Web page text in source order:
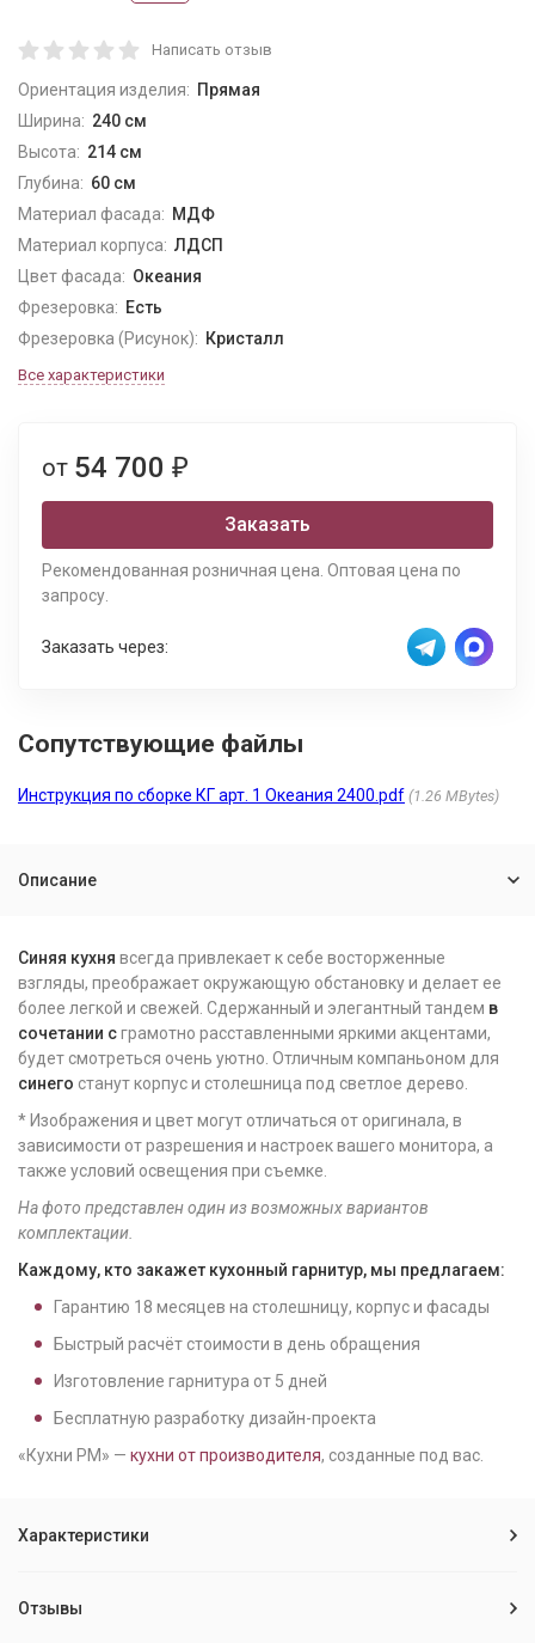
Написать отзыв
Ориентация изделия: Прямая
Ширина: 240 см
Высота: 214 см
Глубина: 60 см
Материал фасада: МДФ
Материал корпуса: ЛДСП
Цвет фасада: Океания
Фрезеровка: Есть
Фрезеровка (Рисунок): Кристалл
Все характеристики
от 54 700 ₽
Заказать
Рекомендованная розничная цена. Оптовая цена по
запросу.
Заказать через:
Сопутствующие файлы
Инструкция по сборке КГ арт. 1 Океания 2400.pdf 1.26 MBytes
Описание
Синяя кухня всегда привлекает к себе восторженные
взгляды, преображает окружающую обстановку и делает ее
более легкой и свежей. Сдержанный и элегантный тандем в
сочетании сграмотно расставленными яркими акцентами,
будет смотреться очень уютно. Отличным компаньоном для
синего станут корпус и столешница под светлое дерево.
* Изображения и цвет могут отличаться от оригинала, в
зависимости от разрешения и настроек вашего монитора, а
также условий освещения при съемке.
На фото представлен один из возможных вариантов
комплектации.
Каждому, кто закажет кухонный гарнитур, мы предлагаем:
Гарантию 18 месяцев на столешницу, корпус и фасады
Быстрый расчёт стоимости в день обращения
Изготовление гарнитура от 5 дней
Бесплатную разработку дизайн-проекта
«Кухни РМ» — кухни от производителя, созданные под вас.
Характеристики
Отзывы